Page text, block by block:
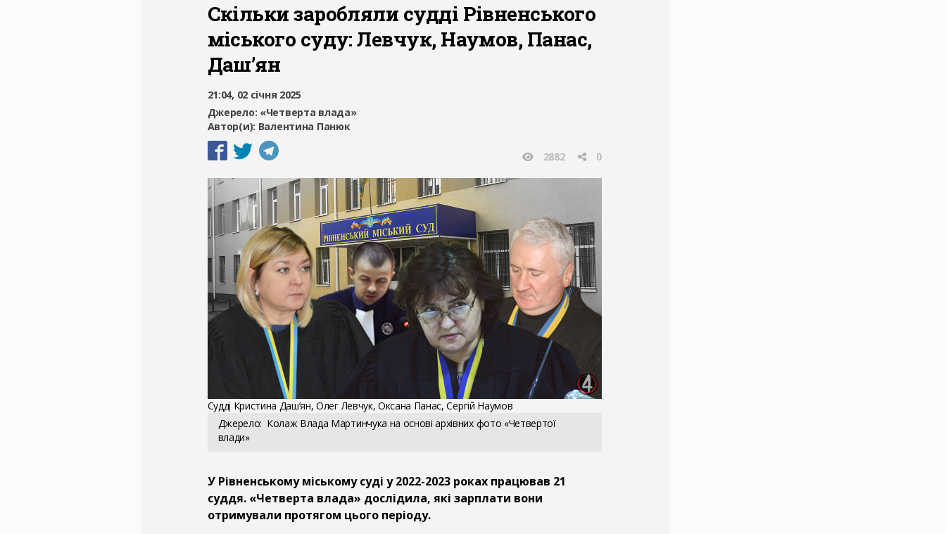
Скільки заробляли судді Рівненського
міського суду: Левчук, Наумов, Панас,
Даш’ян
21:04, 02 січня 2025
Джерело: «Четверта влада»
Автор(и): Валентина Панюк
2882 0
Судді Кристина Даш’ян, Олег Левчук, Оксана Панас, Сергій Наумов
Джерело Колаж Влада Мартинчука на основі архівних фото «Четвертої
влади»
У Рівненському міському суді у 2022-2023 роках працював 21
суддя. «Четверта влада» дослідила, які зарплати вони
отримували протягом цього періоду.